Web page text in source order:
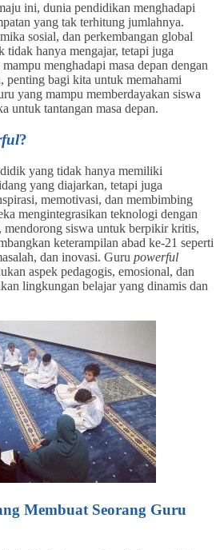
ini, dunia pendidikan menghadapi
yang tak terhitung jumlahnya.
sosial, dan perkembangan global
tidak hanya mengajar, tetapi juga
menghadapi masa depan dengan
penting bagi kita untuk memahami
yang mampu memberdayakan siswa
untuk tantangan masa depan.
?
yang tidak hanya memiliki
yang diajarkan, tetapi juga
memotivasi, dan membimbing
mengintegrasikan teknologi dengan
mendorong siswa untuk berpikir kritis,
keterampilan abad ke-21 seperti
dan inovasi. Guru powerful
aspek pedagogis, emosional, dan
lingkungan belajar yang dinamis dan
Membuat Seorang Guru